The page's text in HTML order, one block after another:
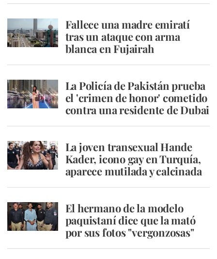
Fallece una madre emiratí
tras un ataque con arma
blanca en Fujairah
La Policía de Pakistán prueba
el 'crimen de honor' cometido
contra una residente de Dubai
La joven transexual Hande
Kader, icono gay en Turquía,
aparece mutilada y calcinada
El hermano de la modelo
paquistaní dice que la mató
por sus fotos "vergonzosas"